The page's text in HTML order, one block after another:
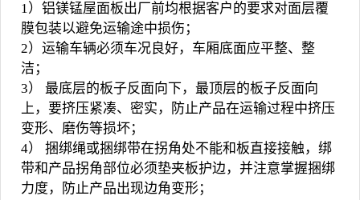
1）铝镁锰屋面板出厂前均根据客户的要求对面层覆
膜包装以避免运输途中损伤；
2）运输车辆必须车况良好，车厢底面应平整、整
洁；
3） 最底层的板子反面向下，最顶层的板子反面向
上，要挤压紧凑、密实，防止产品在运输过程中挤压
变形、磨伤等损坏；
4） 捆绑绳或捆绑带在拐角处不能和板直接接触，绑
带和产品拐角部位必须垫夹板护边，并注意掌握捆绑
力度，防止产品出现边角变形；